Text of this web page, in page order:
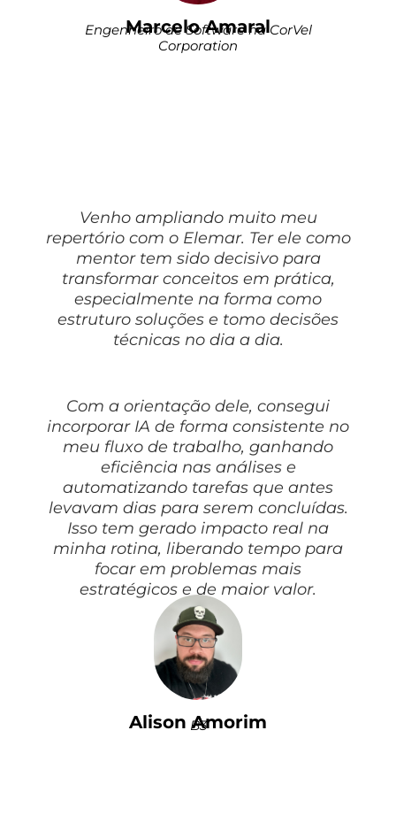
Marcelo Amaral
Engenheiro de Software na CorVel
Corporation
Venho ampliando muito meu
repertório com o Elemar. Ter ele como
mentor tem sido decisivo para
transformar conceitos em prática,
especialmente na forma como
estruturo soluções e tomo decisões
técnicas no dia a dia.
Com a orientação dele, consegui
incorporar IA de forma consistente no
meu fluxo de trabalho, ganhando
eficiência nas análises e
automatizando tarefas que antes
levavam dias para serem concluídas.
Isso tem gerado impacto real na
minha rotina, liberando tempo para
focar em problemas mais
estratégicos e de maior valor.
Alison Amorim
B3